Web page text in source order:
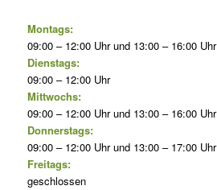
Montags:
09:00 – 12:00 Uhr und 13:00 – 16:00 Uhr
Dienstags:
09:00 – 12:00 Uhr
Mittwochs:
09:00 – 12:00 Uhr und 13:00 – 16:00 Uhr
Donnerstags:
09:00 – 12:00 Uhr und 13:00 – 17:00 Uhr
Freitags:
geschlossen